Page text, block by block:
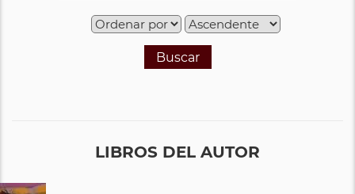
Buscar
LIBROS DEL AUTOR